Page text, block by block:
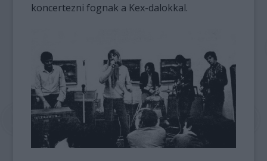
koncertezni fognak a Kex-dalokkal.